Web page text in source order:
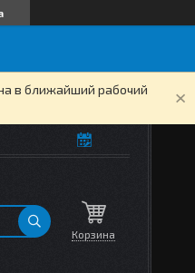
в ближайший рабочий
Корзина